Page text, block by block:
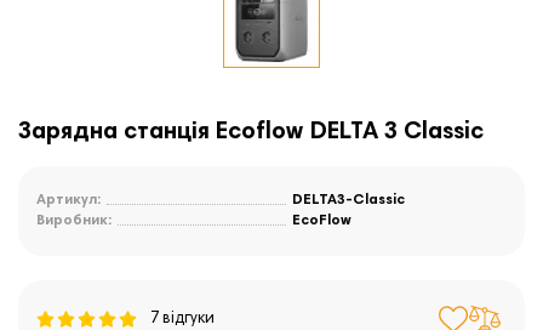
Зарядна станція Ecoflow DELTA 3 Classic
Артикул:
DELTA3-Classic
Виробник:
EcoFlow
7 відгуки